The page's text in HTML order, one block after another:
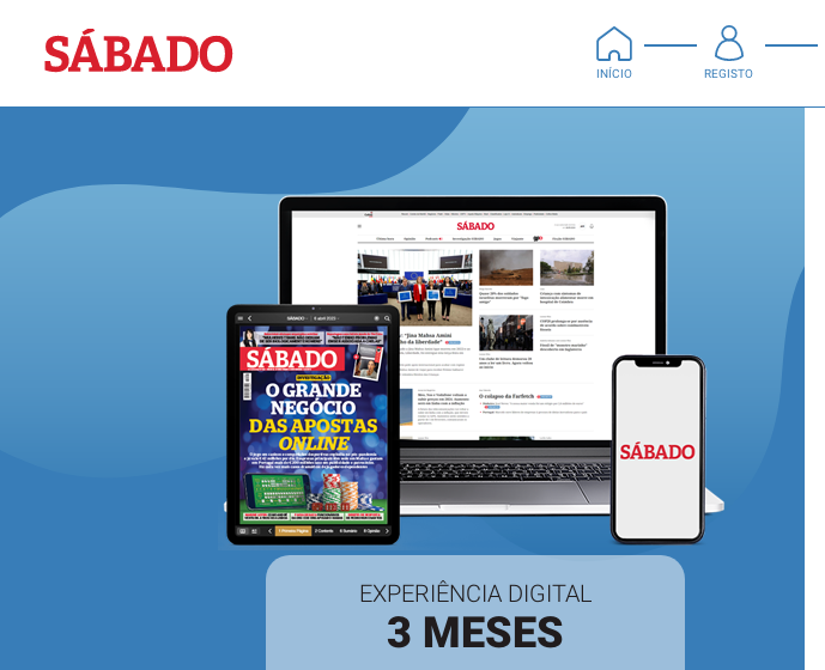
Sábado
INÍCIO REGISTO
EXPERIÊNCIA DIGITAL
3 MESES